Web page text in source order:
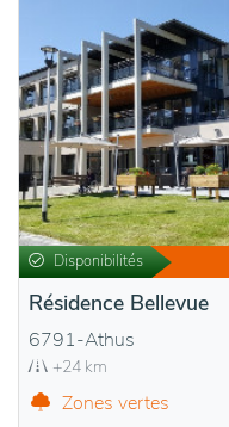
Disponibilités
Résidence Bellevue
6791-Athus
+24 km
Zones vertes